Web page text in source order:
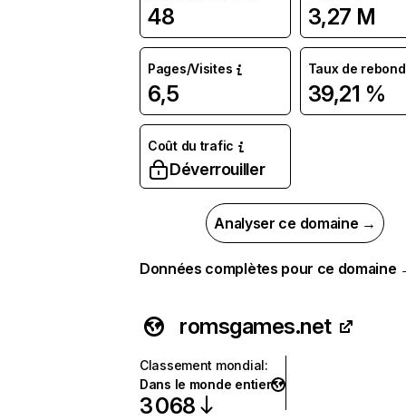
48 3,27 M
Pages/Visites
6,5
Taux de rebond
39,21 %
Coût du trafic
Déverrouiller
Analyser ce domaine →
Données complètes pour ce domaine
romsgames.net
Classement mondial:
Dans le monde entier
3 068